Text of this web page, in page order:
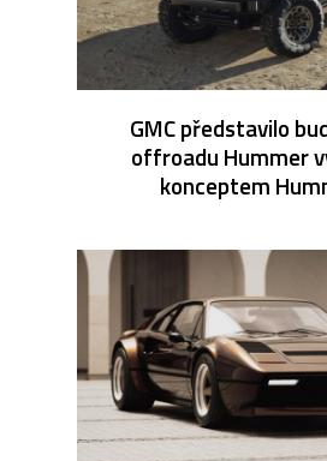
GMC představilo
offroadu Hummer
konceptem